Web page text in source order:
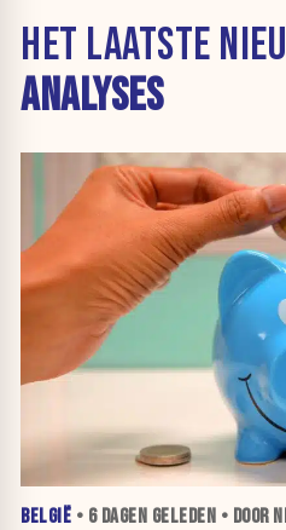
HET LAATSTE
ANALYSES
BELGIË • 6 DAGEN GELEDEN • DOOR